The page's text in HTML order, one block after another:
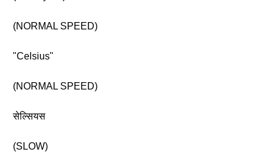
(NORMAL SPEED)
"Celsius"
(NORMAL SPEED)
सेल्सियस
(SLOW)